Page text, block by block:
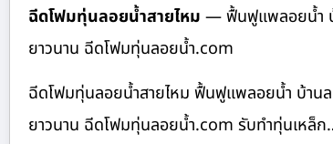
ฉีดโฟมทุ่นลอยน้ำสายไหม — ฟื้นฟูแพลอยน้ำ บ้
ยาวนาน ฉีดโฟมทุ่นลอยน้ำ.com
ฉีดโฟมทุ่นลอยน้ำสายไหม ฟื้นฟูแพลอยน้ำ บ้าน
ยาวนาน ฉีดโฟมทุ่นลอยน้ำ.com รับทำทุ่นเหล็